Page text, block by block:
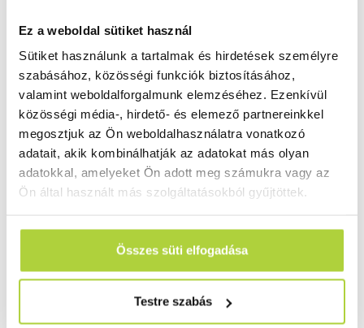
Ez a weboldal sütiket használ
Sütiket használunk a tartalmak és hirdetések személyre
szabásához, közösségi funkciók biztosításához,
valamint weboldalforgalmunk elemzéséhez. Ezenkívül
közösségi média-, hirdető- és elemező partnereinkkel
megosztjuk az Ön weboldalhasználatra vonatkozó
adatait, akik kombinálhatják az adatokat más olyan
adatokkal, amelyeket Ön adott meg számukra vagy az
Ön által használt más szolgáltatásokból gyűjtöttek.
Összes süti elfogadása
Testre szabás
A FOREX Print
lemezek termoformálásánál ugyanúgy
más eredményre kell számítani, ezért itt is érdemes
először tesztet végezni a végleges munka megkezdése
előtt.
Szeretnél még többet megtudni a FOREX-ről? Akkor
vedd fel velünk akapcsolatot!
FOREX Classic lemezek ragasztása
Kérdése van? Szívesen segítünk!